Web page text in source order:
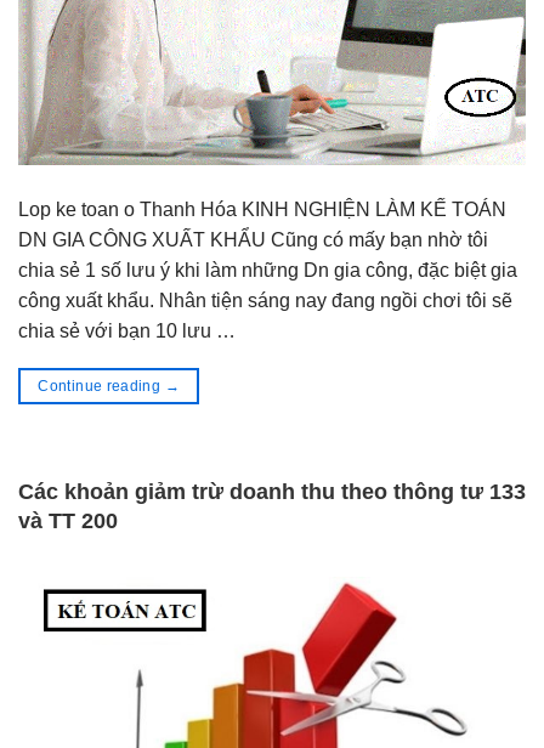
Lop ke toan o Thanh Hóa KINH NGHIỆN LÀM KẾ TOÁN
DN GIA CÔNG XUẤT KHẨU Cũng có mấy bạn nhờ tôi
chia sẻ 1 số lưu ý khi làm những Dn gia công, đặc biệt gia
công xuất khẩu. Nhân tiện sáng nay đang ngồi chơi tôi sẽ
chia sẻ với bạn 10 lưu …
Continue reading →
Các khoản giảm trừ doanh thu theo thông tư 133
và TT 200